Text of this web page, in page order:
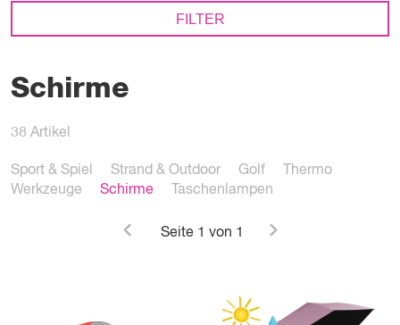
FILTER
Schirme
38 Artikel
Sport & Spiel Strand & Outdoor Golf
Thermo
Werkzeuge
Schirme Taschenlampen
Seite 1 von 1